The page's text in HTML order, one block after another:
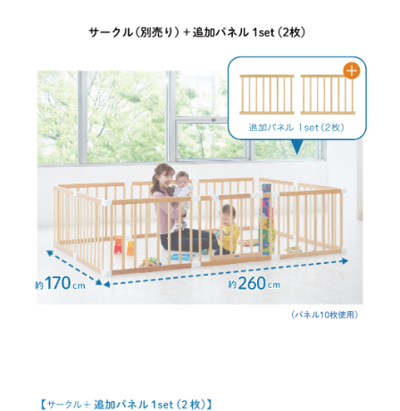
オフィシャルFacebook
オフィシャルInstagram
× 閉じる